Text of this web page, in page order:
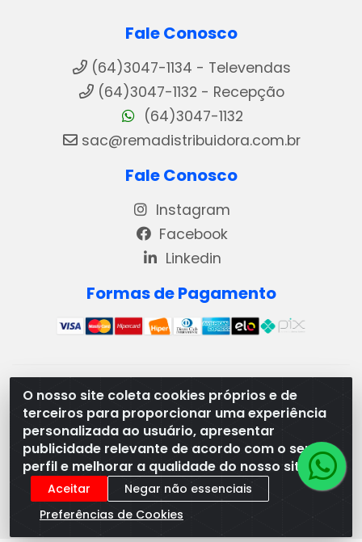
O nosso site coleta cookies próprios e de
terceiros para proporcionar uma experiência
personalizada ao usuário, apresentar
publicidade relevante de acordo com o seu
perfil e melhorar a qualidade do nosso site.
Aceitar
Negar não essenciais
Preferências de Cookies
Fale Conosco
(64)3047-1134 - Televendas
(64)3047-1132 - Recepção
(64)3047-1132
sac@remadistribuidora.com.br
Fale Conosco
Instagram
Facebook
Linkedin
Formas de Pagamento
REMA DISTRIBUIDORA E REPRESENTAÇÕES DE PRODUTOS
LACTEOS LTDA - VIA DPI 6 QD 4 LOTES 13 E 14, BAIRRO DPI
- MORRINHOS/GO - CEP:75.653-408 - CNPJ:
03.369.186/0001-49